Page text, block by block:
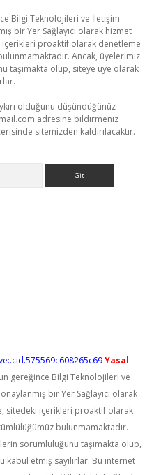
Bilgi Teknolojileri ve İletişim
bir Yer Sağlayıcı olarak hizmet
proaktif olarak denetleme
Ancak, üyelerimiz
taşımakta olup, siteye üye olarak
olduğunu düşündüğünüz
adresine bildirmeniz
sitemizden kaldırılacaktır.
Yasal
gereğince Bilgi Teknolojileri ve
bir Yer Sağlayıcı olarak
sitedeki içerikleri proaktif olarak
bulunmamaktadır.
sorumluluğunu taşımakta olup,
etmiş sayılırlar. Bu internet